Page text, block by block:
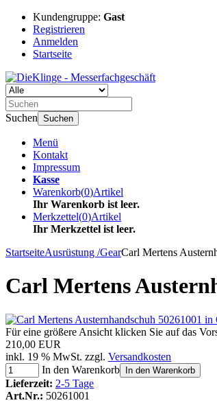
Kundengruppe: Gast
Registrieren
Anmelden
Startseite
Suchen Suchen
Menü
Kontakt
Impressum
Kasse
Warenkorb(0)Artikel
Ihr Warenkorb ist leer.
Merkzettel(0)Artikel
Ihr Merkzettel ist leer.
StartseiteAusrüstung /GearCarl Mertens
Carl Mertens
Für eine größere Ansicht klicken Sie auf das
210,00 EUR
inkl. 19 % MwSt. zzgl. Versandkosten
In den Warenkorb
In den Warenkorb
Lieferzeit: 2-5 Tage
Art.Nr.: 50261001